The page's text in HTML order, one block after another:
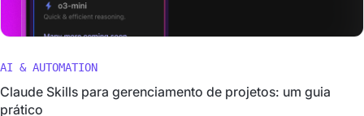
AI & AUTOMATION
Claude Skills para gerenciamento de projetos: um guia
prático